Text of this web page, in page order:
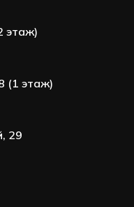
этаж)
(1 этаж)
29